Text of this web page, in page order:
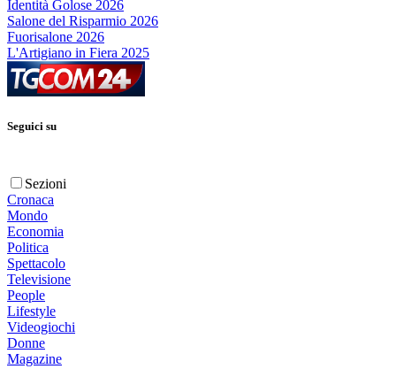
Identità Golose 2026
Salone del Risparmio 2026
Fuorisalone 2026
L'Artigiano in Fiera 2025
Seguici su
Sezioni
Cronaca
Mondo
Economia
Politica
Spettacolo
Televisione
People
Lifestyle
Videogiochi
Donne
Magazine